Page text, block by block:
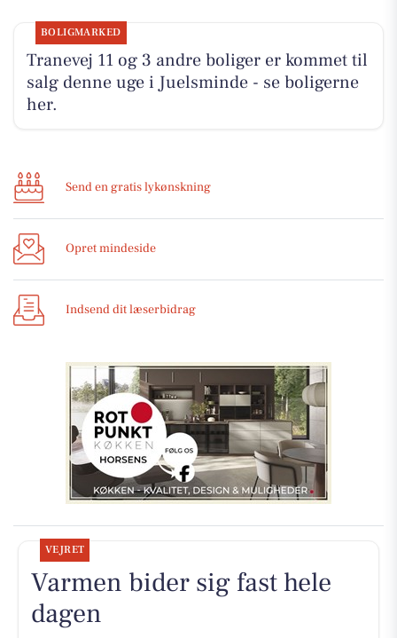
BOLIGMARKED
Tranevej 11 og 3 andre boliger er kommet til
salg denne uge i Juelsminde - se boligerne
her.
Send en gratis lykønskning
Opret mindeside
Indsend dit læserbidrag
VEJRET
Varmen bider sig fast hele
dagen